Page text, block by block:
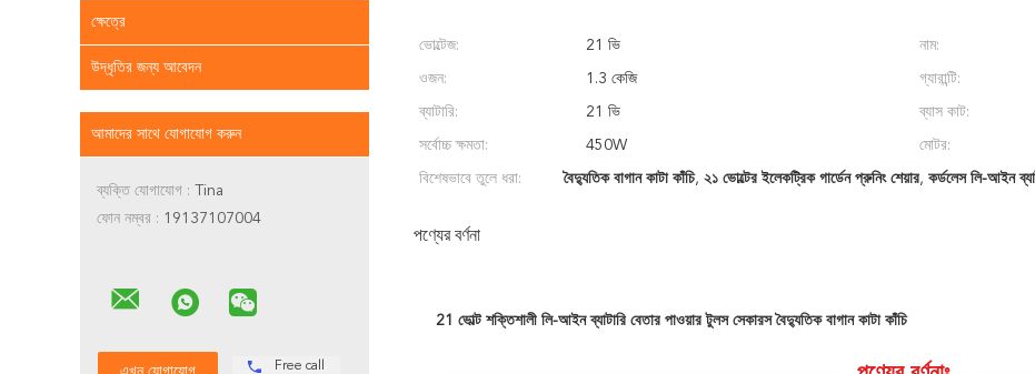
ক্ষেত্রে
উদ্ধৃতির জন্য আবেদন
আমাদের সাথে যোগাযোগ করুন
ব্যক্তি যোগাযোগ : Tina
ফোন নম্বর : 19137107004
Free call
ভোল্টেজ: 21 ভি নাম:
ওজন: 1.3 কেজি গ্যারান্টি:
ব্যাটারি: 21 ভি ব্যাস কাট:
সর্বোচ্চ ক্ষমতা: 450W মোটর:
বিশেষভাবে তুলে ধরা: বৈদ্যুতিক বাগান কাটা কাঁচি, ২১ ভোল্টের ইলেকট্রিক গার্ডেন প্রুনিং শেয়ার, কর্ডলেস লি-আইন
পণ্যের বর্ণনা
21 ভোল্ট শক্তিশালী লি-আইন ব্যাটারি বেতার পাওয়ার টুলস সেকারস বৈদ্যুতিক বাগান কাটা কাঁচি